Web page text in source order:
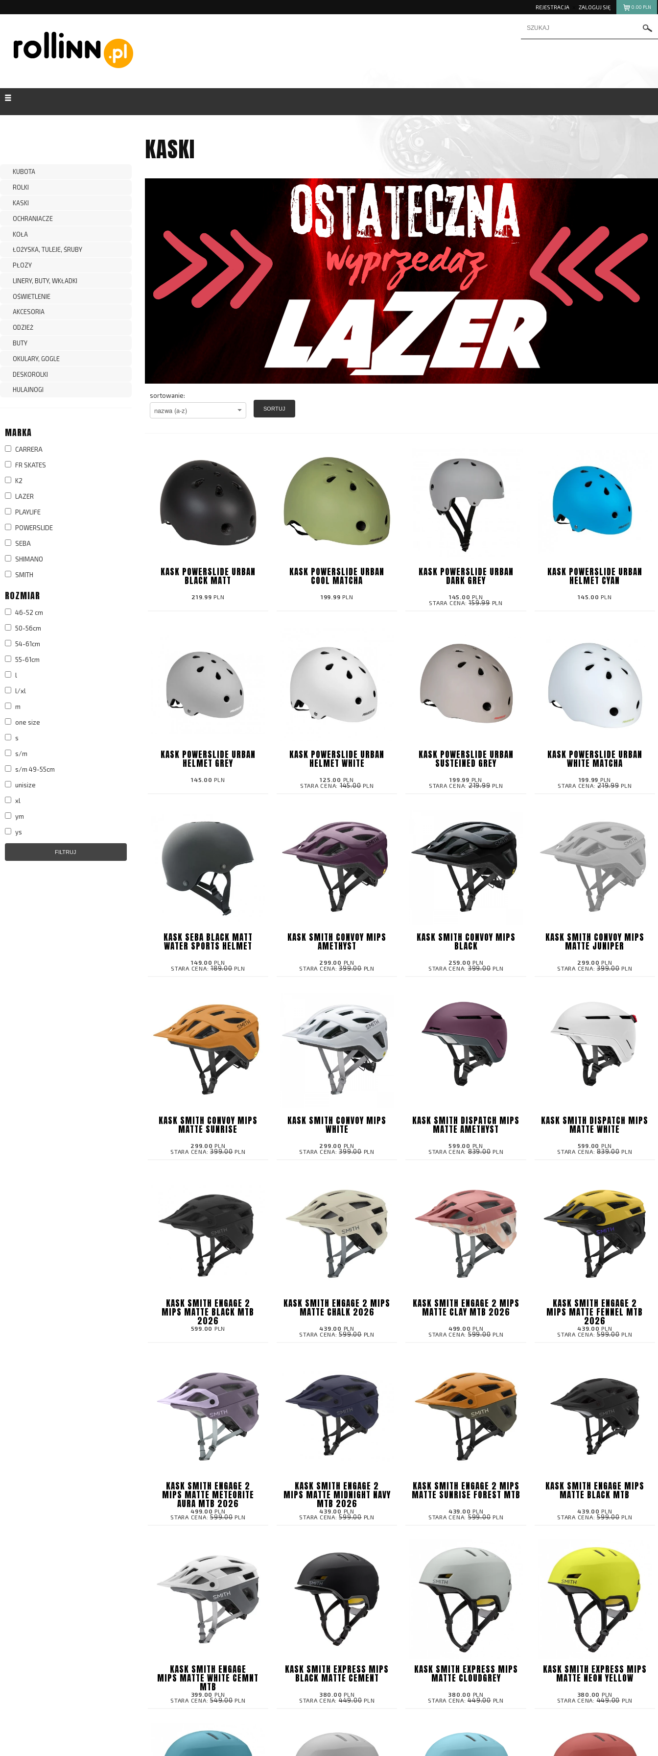
0.00 PLN
REJESTRACJA ZALOGUJ SIĘ
KUBOTA
ROLKI
KASKI
OCHRANIACZE
KOŁA
ŁOŻYSKA, TULEJE, ŚRUBY
PŁOZY
LINERY, BUTY, WKŁADKI
OŚWIETLENIE
AKCESORIA
ODZIEŻ
BUTY
OKULARY, GOGLE
DESKOROLKI
HULAJNOGI
MARKA
CARRERA
FR SKATES
K2
LAZER
PLAYLIFE
POWERSLIDE
SEBA
SHIMANO
SMITH
ROZMIAR
46-52 cm
50-56cm
54-61cm
55-61cm
l
l/xl
m
one size
s
s/m
s/m 49-55cm
unisize
xl
ym
ys
FILTRUJ
KASKI
sortowanie:
SORTUJ
KASK POWERSLIDE URBAN
BLACK MATT
219.99 PLN
KASK POWERSLIDE URBAN
COOL MATCHA
199.99 PLN
KASK POWERSLIDE URBAN
DARK GREY
145.00 PLN
STARA CENA:159.99PLN
KASK POWERSLIDE URBAN
HELMET CYAN
145.00 PLN
KASK POWERSLIDE URBAN
HELMET GREY
145.00 PLN
KASK POWERSLIDE URBAN
HELMET WHITE
125.00 PLN
STARA CENA: 145.00PLN
KASK POWERSLIDE URBAN
SUSTEINED GREY
199.99 PLN
STARA CENA:219.99PLN
KASK POWERSLIDE URBAN
WHITE MATCHA
199.99 PLN
STARA CENA:219.99PLN
KASK SEBA BLACK MATT
WATER SPORTS HELMET
149.00 PLN
STARA CENA:189.00PLN
KASK SMITH CONVOY MIPS
AMETHYST
299.00 PLN
STARA CENA:399.00PLN
KASK SMITH CONVOY MIPS
BLACK
259.00 PLN
STARA CENA:399.00PLN
KASK SMITH CONVOY MIPS
MATTE JUNIPER
299.00 PLN
STARA CENA:399.00PLN
KASK SMITH CONVOY MIPS
MATTE SUNRISE
299.00 PLN
STARA CENA:399.00PLN
KASK SMITH CONVOY MIPS
WHITE
299.00 PLN
STARA CENA:399.00PLN
KASK SMITH DISPATCH MIPS
MATTE AMETHYST
599.00 PLN
STARA CENA:839.00PLN
KASK SMITH DISPATCH MIPS
MATTE WHITE
599.00 PLN
STARA CENA:839.00PLN
KASK SMITH ENGAGE 2
MIPS MATTE BLACK MTB
2026
599.00 PLN
KASK SMITH ENGAGE 2 MIPS
MATTE CHALK 2026
439.00 PLN
STARA CENA:599.00PLN
KASK SMITH ENGAGE 2 MIPS
MATTE CLAY MTB 2026
499.00 PLN
STARA CENA:599.00PLN
KASK SMITH ENGAGE 2
MIPS MATTE FENNEL MTB
2026
439.00 PLN
STARA CENA:599.00PLN
KASK SMITH ENGAGE 2
MIPS MATTE METEORITE
AURA MTB 2026
499.00 PLN
STARA CENA:599.00PLN
KASK SMITH ENGAGE 2
MIPS MATTE MIDNIGHT NAVY
MTB 2026
439.00 PLN
STARA CENA:599.00PLN
KASK SMITH ENGAGE 2 MIPS
MATTE SUNRISE FOREST MTB
439.00 PLN
STARA CENA:599.00PLN
KASK SMITH ENGAGE MIPS
MATTE BLACK MTB
439.00 PLN
STARA CENA:599.00PLN
KASK SMITH ENGAGE
MIPS MATTE WHITE CEMNT
MTB
399.00 PLN
STARA CENA:549.00PLN
KASK SMITH EXPRESS MIPS
BLACK MATTE CEMENT
380.00 PLN
STARA CENA: 449.00PLN
KASK SMITH EXPRESS MIPS
MATTE CLOUDGREY
380.00 PLN
STARA CENA:449.00PLN
KASK SMITH EXPRESS MIPS
MATTE NEON YELLOW
380.00 PLN
STARA CENA:449.00 PLN